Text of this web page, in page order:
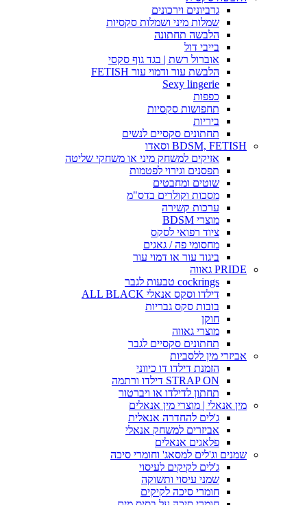
גרביונים וירכונים
שמלות מיני ושמלות סקסיות
הלבשה תחתונה
בייבי דול
אוברול רשת | בגד גוף סקסי
הלבשת עור ודמוי עור FETISH
Sexy lingerie
כפפות
תחפושות סקסיות
ביריות
תחתונים סקסיים לנשים
BDSM, FETISH וסאדו
אזיקים למשחק מיני או משחקי שליטה
תפסנים וגירוי לפטמות
שוטים ומחבטים
מסכות וקולרים בדס"מ
ערכות קשירה
מוצרי BDSM
ציוד רפואי לסקס
מחסומי פה / גאגים
ביגוד עור או דמוי עור
PRIDE גאווה
cockrings טבעות לגבר
דילדו וסקס אנאלי ALL BLACK
בובות סקס גבריות
חוקן
מוצרי גאווה
תחתונים סקסיים לגבר
אביזרי מין ללסביות
הזמנת דילדו דו כיווני
STRAP ON דילדו ורתמה
תחתון לדילדו או ויברטור
מין אנאלי | מוצרי מין אנאלים
ג'לים להחדרה אנאלית
אביזרים למשחק אנאלי
פלאגים אנאלים
שמנים וג'לים למסאג' וחומרי סיכה
ג'לים לקיקים לעיסוי
שמני עיסוי ותשוקה
חומרי סיכה לקיקים